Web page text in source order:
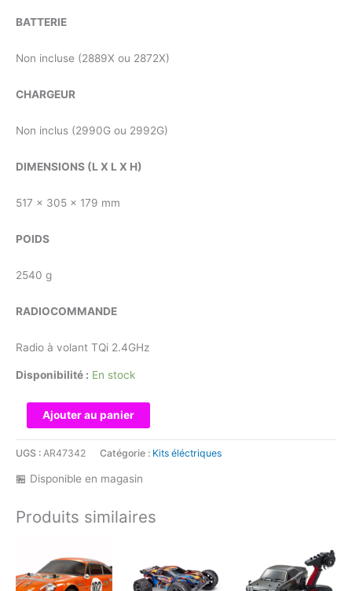
BATTERIE
Non incluse (2889X ou 2872X)
CHARGEUR
Non inclus (2990G ou 2992G)
DIMENSIONS (L X L X H)
517 x 305 x 179 mm
POIDS
2540 g
RADIOCOMMANDE
Radio à volant TQi 2.4GHz
Disponibilité : En stock
quantité
de
JATO
VXL
90386-
Ajouter au panier
UGS : AR47342 Catégorie : Kits éléctriques
🏪 Disponible en magasin
Produits similaires